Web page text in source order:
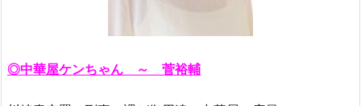
◎中華屋ケンちゃん ～ 菅裕輔